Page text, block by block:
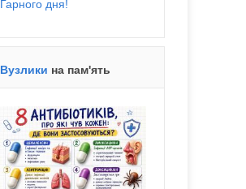
Гарного дня!
Вузлики на пам'ять